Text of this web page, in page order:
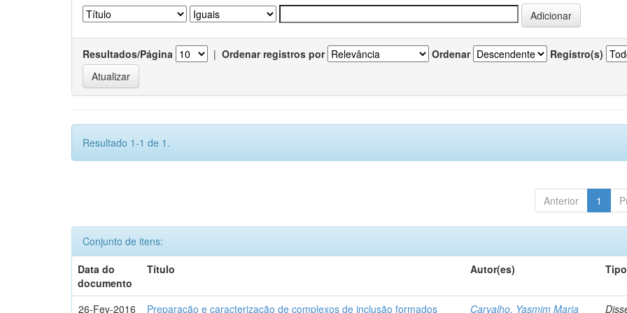
Resultados/Página | Ordenar registros por Ordenar Registro(s)
Resultado 1-1 de 1.
Anterior 1
Conjunto de itens:
Data do
documento
Título Autor(es) Tipo
26-Fev-2016 Preparação e caracterização de complexos de inclusão formados Carvalho, Yasmim Maria